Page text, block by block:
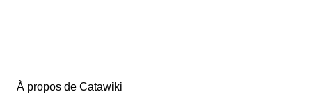
À propos de Catawiki